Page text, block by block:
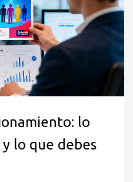
lo
lo que debes